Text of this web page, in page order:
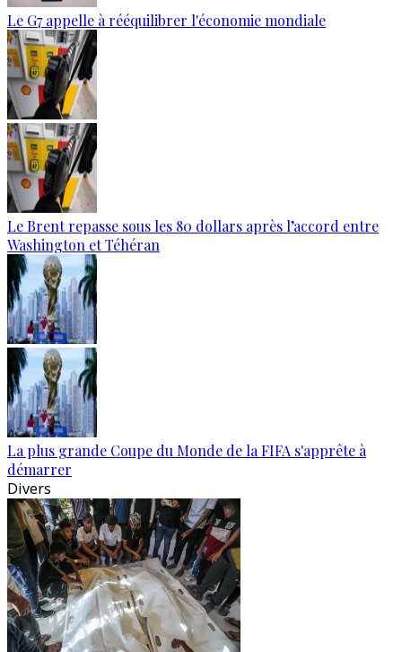
Le G7 appelle à rééquilibrer l'économie mondiale
Le Brent repasse sous les 80 dollars après l’accord entre
Washington et Téhéran
La plus grande Coupe du Monde de la FIFA s'apprête à
démarrer
Divers